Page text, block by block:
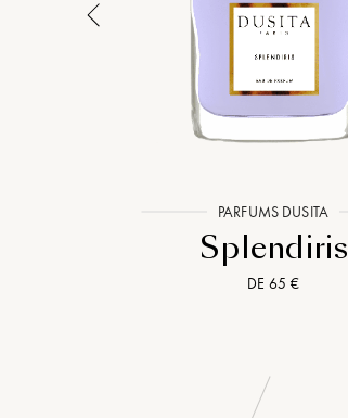
PARFUMS DUSITA
Splendiris
DE 65 €